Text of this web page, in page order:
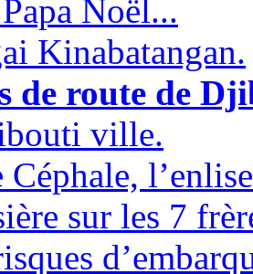
Noël...
Kinabatangan.
de route de
ville.
Céphale,
sur les 7